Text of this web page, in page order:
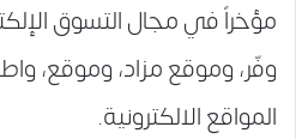
مؤخراً في مجال التسوق
وفّر، وموقع مزاد، وموقع،
المواقع الالكترونية.